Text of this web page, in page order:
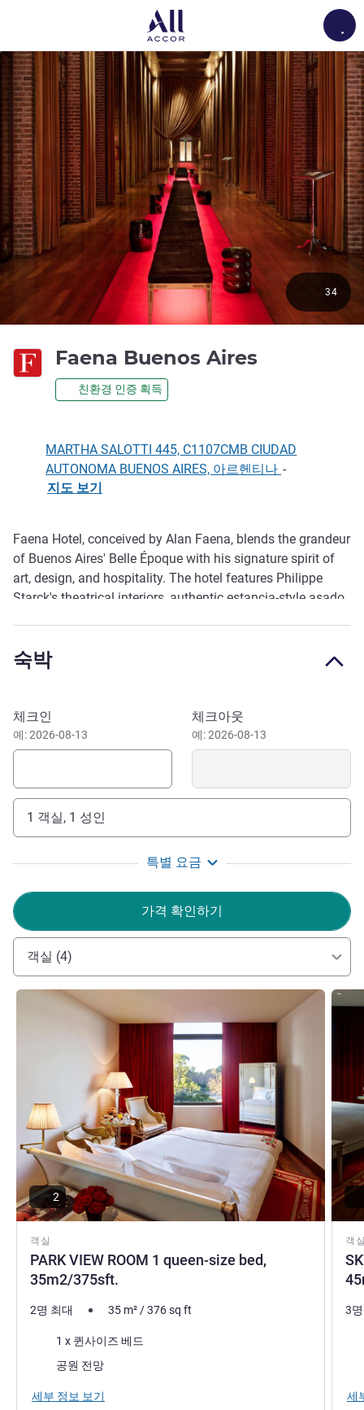
Faena Buenos Aires
친환경 인증 획득
34
MARTHA SALOTTI 445, C1107CMB CIUDAD
AUTONOMA BUENOS AIRES, 아르헨티나 -
지도 보기
호텔설명
Faena Hotel, conceived by Alan Faena, blends the grandeur
of Buenos Aires' Belle Époque with his signature spirit of
art, design, and hospitality. The hotel features Philippe
Starck's theatrical interiors, authentic estancia-style asado
Argentine wines, while El Cabaret presents the award-
숙박
이 호텔 예약하기
체크인
예: 2026-08-13
체크아웃
예: 2026-08-13
1 객실, 1 성인
특별 요금
가격 확인하기
객실 (4)
객실
PARK VIEW ROOM 1 queen-size bed,
35m2/375sft.
세부 정보 보기
2
2명 최대 35 m²/376sq ft
1 x 퀸사이즈 베드
공원 전망
세부 정보 보기
객
세부
3
세